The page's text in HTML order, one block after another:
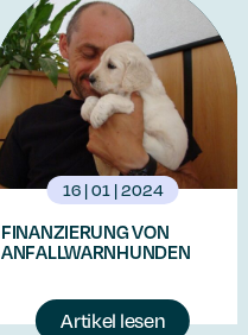
16 | 01 | 2024
FINANZIERUNG VON
ANFALLWARNHUNDEN
Artikel lesen